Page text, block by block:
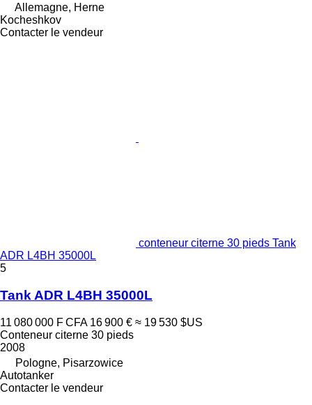
Allemagne, Herne
Kocheshkov
Contacter le vendeur
conteneur citerne 30 pieds Tank
ADR L4BH 35000L
5
Tank ADR L4BH 35000L
11 080 000 F CFA 16 900 € ≈ 19 530 $US
Conteneur citerne 30 pieds
2008
Pologne, Pisarzowice
Autotanker
Contacter le vendeur